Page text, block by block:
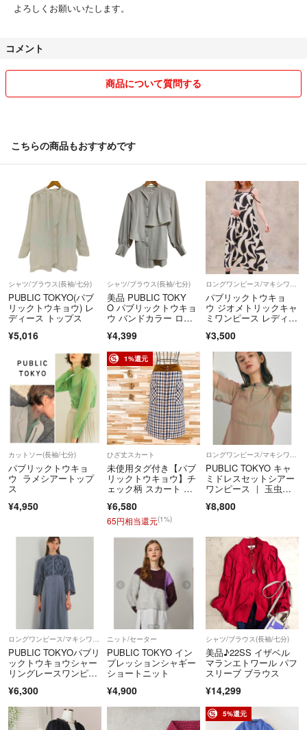
よろしくお願いいたします。
コメント
商品について質問する
こちらの商品もおすすめです
シャツ/ブラウス(長袖/七分)
PUBLIC TOKYO(パブ
リックトウキョウ) レ
ディース トップス
¥5,016
シャツ/ブラウス(長袖/七分)
美品 PUBLIC TOKY
O パブリックトウキョ
ウ バンドカラー ロン
62200001 サイズF グ
ス 古着 中古 USED
¥4,399
パブリックトウキョ
ウ ジオメトリックキャ
ミワンピース レディー
¥3,500
カットソー(長袖/七分)
パブリックトウキョ
ウ ラメシアートップ
ス
¥4,950
1%還元
ひざ丈スカート
未使用タグ付き【パブ
リックトウキョウ】チ
ェック柄 スカート 総
¥6,580
65円相当還元(1%)
PUBLIC TOKYO キャ
ミドレスセットシアー
ワンピース ｜ 玉虫
¥8,800
ロングワンピース/マキシワンピース
PUBLIC TOKYOパブリ
ックトウキョウシャー
リングレースワンピー
¥6,300
ニット/セーター
PUBLIC TOKYO イン
プレッションシャギー
ショートニット
¥4,900
シャツ/ブラウス(長袖/七分)
美品♪22SS イザベル
マランエトワール パフ
スリーブ ブラウス
¥14,299
5%還元